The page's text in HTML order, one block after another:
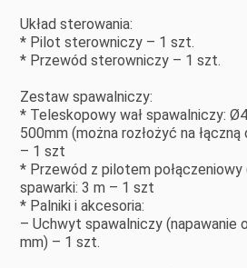
Układ sterowania:
* Pilot sterowniczy – 1 szt.
* Przewód sterowniczy – 1 szt.
Zestaw spawalniczy:
* Teleskopowy wał spawalniczy:
500mm (można rozłożyć na
– 1 szt
* Przewód z pilotem połączeniowy
spawarki: 3 m – 1 szt
* Palniki i akcesoria:
– Uchwyt spawalniczy (napawanie
mm) – 1 szt.